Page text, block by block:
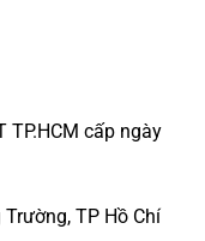
TP.HCM cấp ngày
TP Hồ Chí